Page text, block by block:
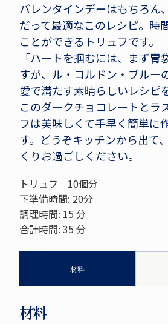
バレンタインデーはもちろん
だって最適なこのレシピ。時
ことができるトリュフです。
「ハートを掴むには、まず胃
すが、ル・コルドン・ブルー
愛で満たす素晴らしいレシピ
このダークチョコレートとラ
フは美味しくて手早く簡単に
す。どうぞキッチンから出て
くりお過ごしください。
トリュフ 10個分
下準備時間: 20分
調理時間: 15 分
合計時間: 35 分
材料
材料